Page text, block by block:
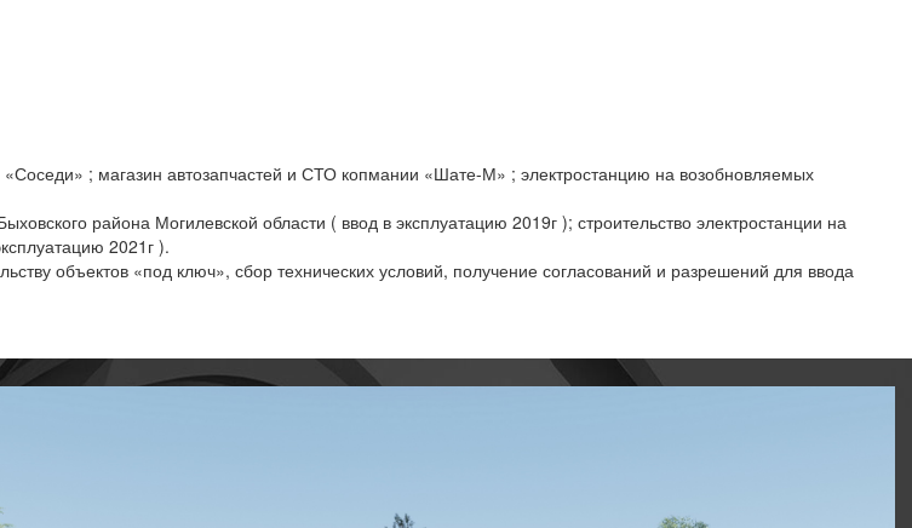
; магазин автозапчастей и СТО копмании «Шате-М» ; электростанцию на возобновляемых
района Могилевской области ( ввод в эксплуатацию 2019г ); строительство электростанции на
2021г ).
объектов «под ключ», сбор технических условий, получение согласований и разрешений для ввода